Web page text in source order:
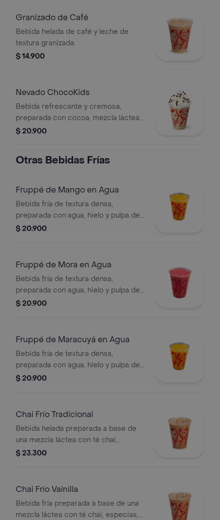
Granizado de Café
Bebida helada de café y leche de
textura granizada.
$ 14.900
Nevado ChocoKids
Bebida refrescante y cremosa,
preparada con cocoa, mezcla láctea
reducida en azúcar, decorada con
$ 20.900
Otras Bebidas Frías
Fruppé de Mango en Agua
Bebida fría de textura densa,
preparada con agua, hielo y pulpa de
mango. Contiene azúcar añadida.
$ 20.900
Fruppé de Mora en Agua
Bebida fría de textura densa,
preparada con agua, hielo y pulpa de
mora. Contiene azúcar añadida.
$ 20.900
Fruppé de Maracuyá en Agua
Bebida fría de textura densa,
preparada con agua, hielo y pulpa de
maracuýa. Contiene azúcar añadida.
$ 20.900
Chai Frío Tradicional
Bebida helada preparada a base de
una mezcla láctea con té chai,
especias, leche y miel, servida sobre
$ 23.300
Chai Frío Vainilla
Bebida fría preparada a base de una
mezcla láctea con té chai, especias,